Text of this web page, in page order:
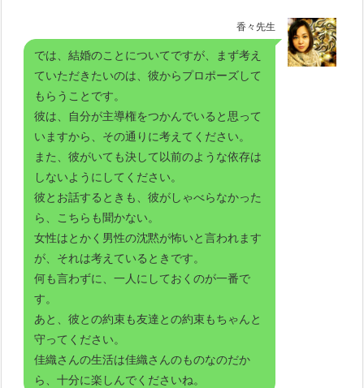
香々先生
では、結婚のことについてですが、まず考え
ていただきたいのは、彼からプロポーズして
もらうことです。
彼は、自分が主導権をつかんでいると思って
いますから、その通りに考えてください。
また、彼がいても決して以前のような依存は
しないようにしてください。
彼とお話するときも、彼がしゃべらなかった
ら、こちらも聞かない。
女性はとかく男性の沈黙が怖いと言われます
が、それは考えているときです。
何も言わずに、一人にしておくのが一番で
す。
あと、彼との約束も友達との約束もちゃんと
守ってください。
佳織さんの生活は佳織さんのものなのだか
ら、十分に楽しんでくださいね。